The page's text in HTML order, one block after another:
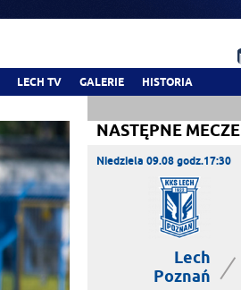
LECH TV GALERIE HISTORIA
NASTĘPNE MECZE
Niedziela 09.08 godz.17:30
Lech
Poznań
|